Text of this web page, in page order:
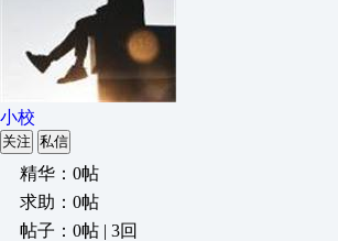
小校
关注 私信
精华：0帖
求助：0帖
帖子：0帖 | 3回